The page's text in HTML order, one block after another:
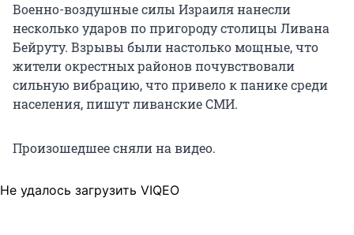
Военно-воздушные силы Израиля нанесли
несколько ударов по пригороду столицы Ливана
Бейруту. Взрывы были настолько мощные, что
жители окрестных районов почувствовали
сильную вибрацию, что привело к панике среди
населения, пишут ливанские СМИ.
Произошедшее сняли на видео.
Не удалось загрузить VIQEO